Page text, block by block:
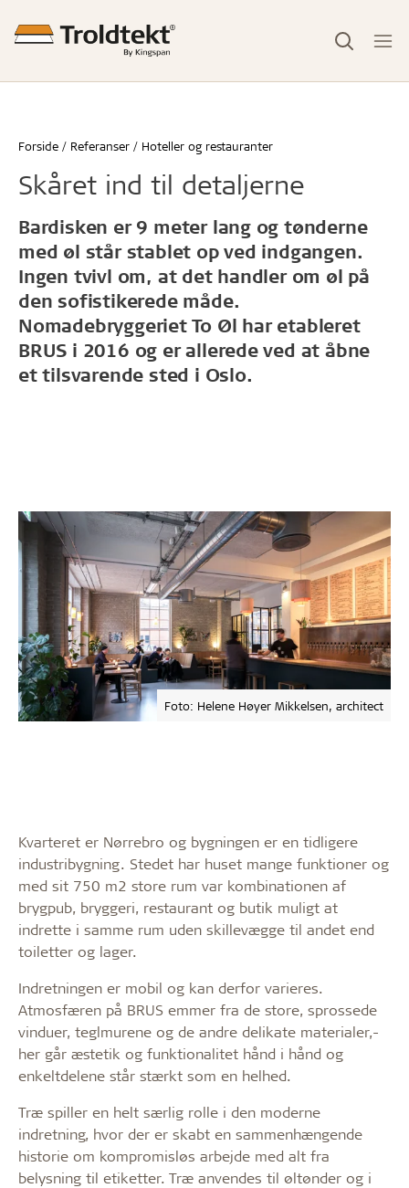
Forside Referanser Hoteller og restauranter
Skåret ind til detaljerne
Bardisken er 9 meter lang og tønderne
med øl står stablet op ved indgangen.
Ingen tvivl om, at det handler om øl på
den sofistikerede måde.
Nomadebryggeriet To Øl har etableret
BRUS i 2016 og er allerede ved at åbne
et tilsvarende sted i Oslo.
Foto: Helene Høyer Mikkelsen, architect
Kvarteret er Nørrebro og bygningen er en tidligere
industribygning. Stedet har huset mange funktioner og
med sit 750 m2 store rum var kombinationen af
brygpub, bryggeri, restaurant og butik muligt at
indrette i samme rum uden skillevægge til andet end
toiletter og lager.
Indretningen er mobil og kan derfor varieres.
Atmosfæren på BRUS emmer fra de store, sprossede
vinduer, teglmurene og de andre delikate materialer,-
her går æstetik og funktionalitet hånd i hånd og
enkeltdelene står stærkt som en helhed.
Træ spiller en helt særlig rolle i den moderne
indretning, hvor der er skabt en sammenhængende
historie om kompromisløs arbejde med alt fra
belysning til etiketter. Træ anvendes til øltønder og i